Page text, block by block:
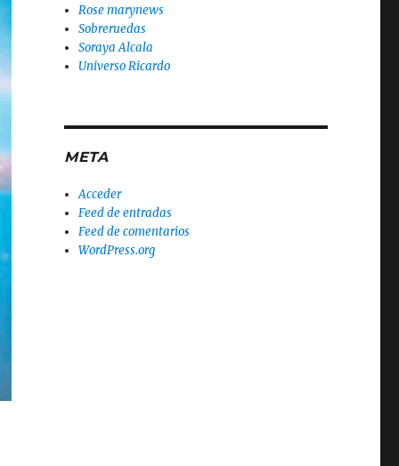
Rose marynews
Sobreruedas
Soraya Alcala
Universo Ricardo
META
Acceder
Feed de entradas
Feed de comentarios
WordPress.org